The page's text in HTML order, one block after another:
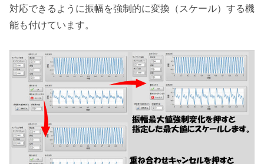
対応できるように振幅を強制的に変換（スケール）する機
能も付けています。